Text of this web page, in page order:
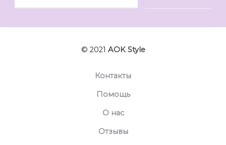
© 2021 AOK Style
Контакты
Помощь
О нас
Отзывы